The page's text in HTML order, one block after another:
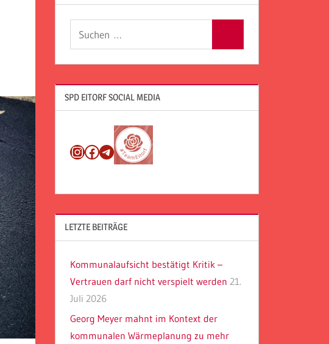
SPD EITORF SOCIAL MEDIA
Instagram
Facebook
Telegram
LETZTE BEITRÄGE
Kommunalaufsicht bestätigt Kritik –
Vertrauen darf nicht verspielt werden 21.
Juli 2026
Georg Meyer mahnt im Kontext der
kommunalen Wärmeplanung zu mehr